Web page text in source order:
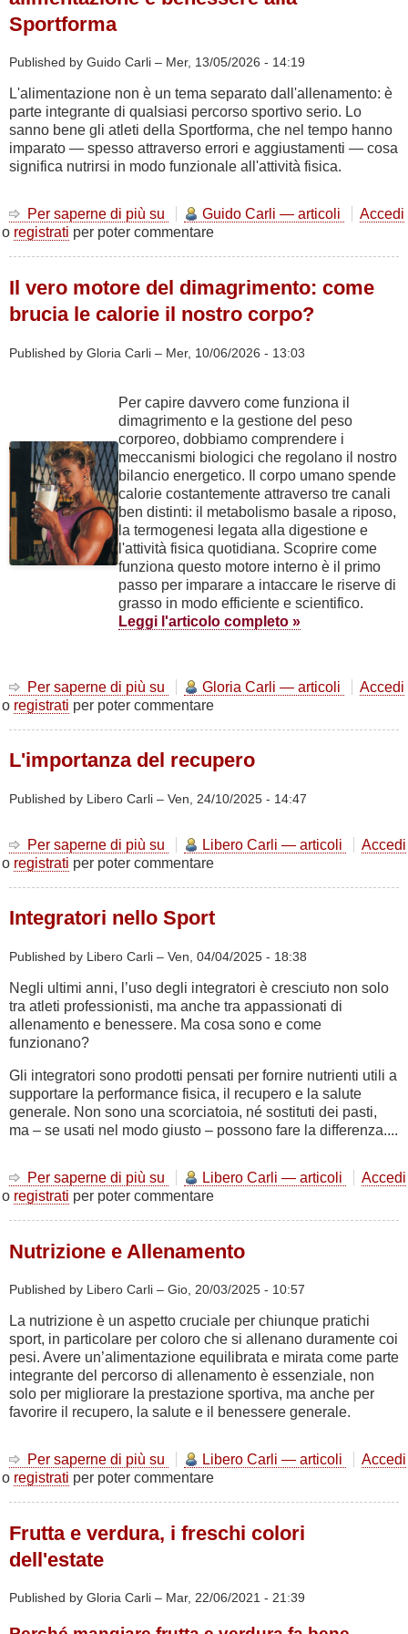
Sportforma
Published by Guido Carli – Mer, 13/05/2026 - 14:19
L'alimentazione non è un tema separato dall'allenamento: è
parte integrante di qualsiasi percorso sportivo serio. Lo
sanno bene gli atleti della Sportforma, che nel tempo hanno
imparato — spesso attraverso errori e aggiustamenti — cosa
significa nutrirsi in modo funzionale all'attività fisica.
Per saperne di più su
Mangiare
bene,
alimentazione
e
benessere
Sportforma
Guido Carli — articoli
Accedi
o registrati per poter commentare
Il vero motore del dimagrimento: come
brucia le calorie il nostro corpo?
Published by Gloria Carli – Mer, 10/06/2026 - 13:03
Per capire davvero come funziona il
dimagrimento e la gestione del peso
corporeo, dobbiamo comprendere i
meccanismi biologici che regolano il nostro
bilancio energetico. Il corpo umano spende
calorie costantemente attraverso tre canali
ben distinti: il metabolismo basale a riposo,
la termogenesi legata alla digestione e
l'attività fisica quotidiana. Scoprire come
funziona questo motore interno è il primo
passo per imparare a intaccare le riserve di
grasso in modo efficiente e scientifico.
Leggi l'articolo completo »
Per saperne di più su
vero
dimagrimento:
brucia
nostro
corpo?
Gloria Carli — articoli
Accedi
o registrati per poter commentare
L'importanza del recupero
Published by Libero Carli – Ven, 24/10/2025 - 14:47
Per saperne di più su
L'importanza
del
Libero Carli — articoli
Accedi
o registrati per poter commentare
Integratori nello Sport
Published by Libero Carli – Ven, 04/04/2025 - 18:38
Negli ultimi anni, l’uso degli integratori è cresciuto non solo
tra atleti professionisti, ma anche tra appassionati di
allenamento e benessere. Ma cosa sono e come
funzionano?
Gli integratori sono prodotti pensati per fornire nutrienti utili a
supportare la performance fisica, il recupero e la salute
generale. Non sono una scorciatoia, né sostituti dei pasti,
ma – se usati nel modo giusto – possono fare la differenza....
Per saperne di più su
Integratori
nello
Libero Carli — articoli
Accedi
o registrati per poter commentare
Nutrizione e Allenamento
Published by Libero Carli – Gio, 20/03/2025 - 10:57
La nutrizione è un aspetto cruciale per chiunque pratichi
sport, in particolare per coloro che si allenano duramente coi
pesi. Avere un’alimentazione equilibrata e mirata come parte
integrante del percorso di allenamento è essenziale, non
solo per migliorare la prestazione sportiva, ma anche per
favorire il recupero, la salute e il benessere generale.
Per saperne di più su
Nutrizione
e
Libero Carli — articoli
Accedi
o registrati per poter commentare
Frutta e verdura, i freschi colori
dell'estate
Published by Gloria Carli – Mar, 22/06/2021 - 21:39